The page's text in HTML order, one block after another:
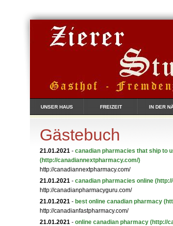
UNSER HAUS FREIZEIT IN DER
Gästebuch
21.01.2021 - canadian pharmacies that ship to
(http://canadiannextpharmacy.com/)
http://canadiannextpharmacy.com/
21.01.2021 - canadian pharmacies online
http://canadianpharmacyguru.com/
21.01.2021 - best online canadian pharmacy
http://canadianfastpharmacy.com/
21.01.2021 - online canadian pharmacy (http://